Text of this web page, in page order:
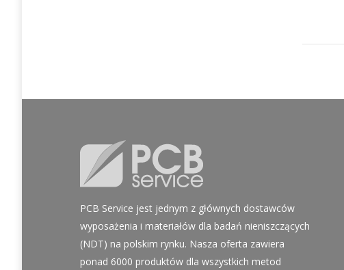
PCB Service jest jednym z głównych dostawców
wyposażenia i materiałów dla badań nieniszczących
(NDT) na polskim rynku. Nasza oferta zawiera
ponad 6000 produktów dla wszystkich metod